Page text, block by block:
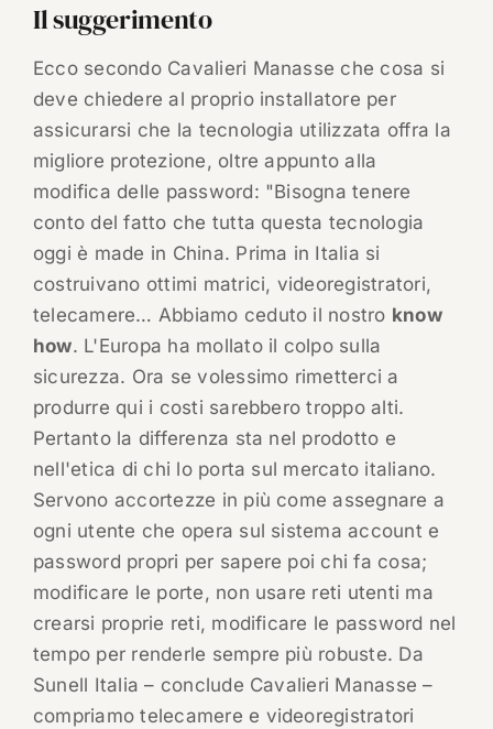
Il suggerimento
Ecco secondo Cavalieri Manasse che cosa si
deve chiedere al proprio installatore per
assicurarsi che la tecnologia utilizzata offra la
migliore protezione, oltre appunto alla
modifica delle password: "Bisogna tenere
conto del fatto che tutta questa tecnologia
oggi è made in China. Prima in Italia si
costruivano ottimi matrici, videoregistratori,
telecamere… Abbiamo ceduto il nostro know
how. L'Europa ha mollato il colpo sulla
sicurezza. Ora se volessimo rimetterci a
produrre qui i costi sarebbero troppo alti.
Pertanto la differenza sta nel prodotto e
nell'etica di chi lo porta sul mercato italiano.
Servono accortezze in più come assegnare a
ogni utente che opera sul sistema account e
password propri per sapere poi chi fa cosa;
modificare le porte, non usare reti utenti ma
crearsi proprie reti, modificare le password nel
tempo per renderle sempre più robuste. Da
Sunell Italia – conclude Cavalieri Manasse –
compriamo telecamere e videoregistratori